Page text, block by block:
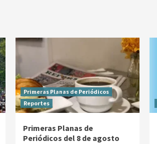
Primeras Planas de Periódicos
Reportes
Primeras Planas de
Periódicos del 8 de agosto